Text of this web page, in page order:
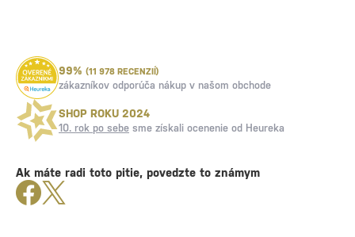
99% (11 978 RECENZIÍ)
zákazníkov odporúča nákup v našom obchode
SHOP ROKU 2024
10. rok po sebe sme získali ocenenie od Heureka
Ak máte radi toto pitie, povedzte to známym